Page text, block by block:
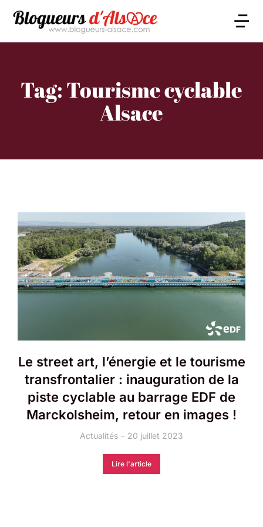
Tag: Tourisme cyclable
Alsace
Le street art, l’énergie et le tourisme
transfrontalier : inauguration de la
piste cyclable au barrage EDF de
Marckolsheim, retour en images !
Actualités 20 juillet 2023
Lire l'article